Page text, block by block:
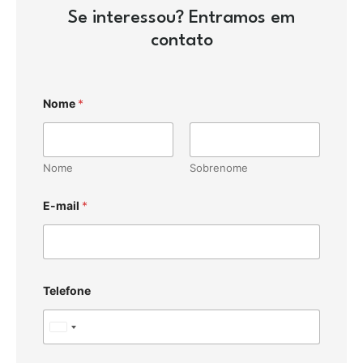
Se interessou? Entramos em
contato
Nome *
Nome Sobrenome
E-mail *
Telefone